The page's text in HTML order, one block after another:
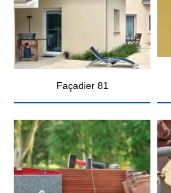
Façadier 81